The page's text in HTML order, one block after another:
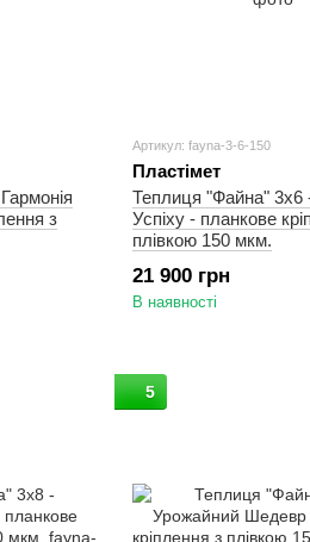
з
Артикул: fayna-3-6-150
Пластімет
Теплиця "Файна" 3х6
Успіху - планкове
плівкою 150 мкм.
21 900 грн
В наявності
5